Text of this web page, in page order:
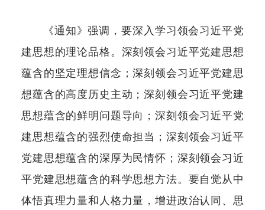
《通知》强调，要深入学习领会习近平党
建思想的理论品格。深刻领会习近平党建思想
蕴含的坚定理想信念；深刻领会习近平党建思
想蕴含的高度历史主动；深刻领会习近平党建
思想蕴含的鲜明问题导向；深刻领会习近平党
建思想蕴含的强烈使命担当；深刻领会习近平
党建思想蕴含的深厚为民情怀；深刻领会习近
平党建思想蕴含的科学思想方法。要自觉从中
体悟真理力量和人格力量，增进政治认同、思